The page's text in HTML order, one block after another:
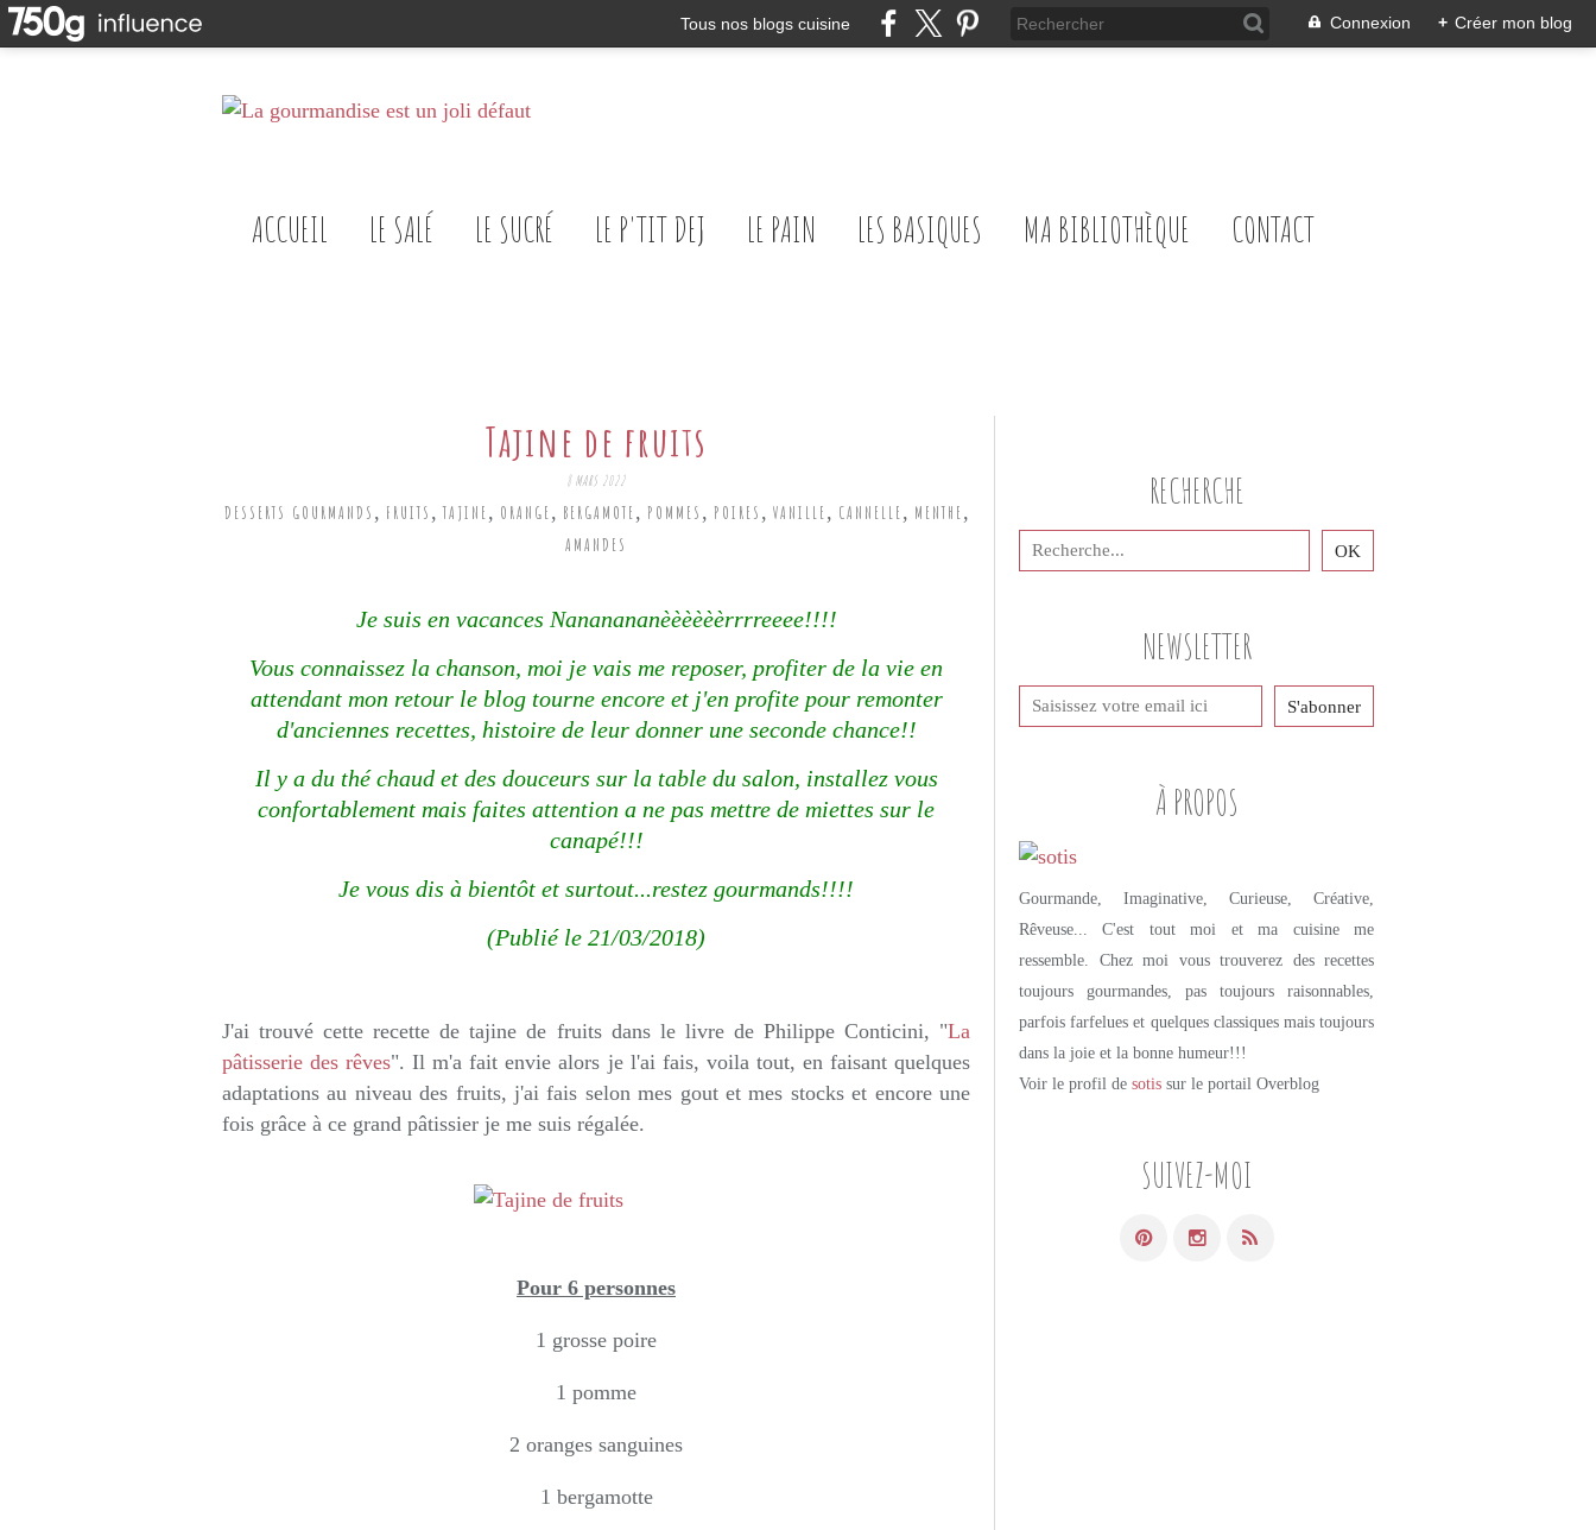
Tous nos blogs cuisine Connexion + Créer mon blog
ACCUEIL LE SALÉ LE SUCRÉ LE P'TIT DEJ LE PAIN LES BASIQUES MA BIBLIOTHÈQUE CONTACT
Tajine de fruits
8 MARS 2022
DESSERTS GOURMANDS , FRUITS ,TAJINE, ORANGE, BERGAMOTE, POMMES , POIRES , VANILLE, CANNELLE, MENTHE,
AMANDES
Je suis en vacances Nananananèèèèèèrrrreeee!!!!
Vous connaissez la chanson, moi je vais me reposer, profiter de la vie en
attendant mon retour le blog tourne encore et j'en profite pour remonter
d'anciennes recettes, histoire de leur donner une seconde chance!!
Il y a du thé chaud et des douceurs sur la table du salon, installez vous
confortablement mais faites attention a ne pas mettre de miettes sur le
canapé!!!
Je vous dis à bientôt et surtout...restez gourmands!!!!
(Publié le 21/03/2018)
J'ai trouvé cette recette de tajine de fruits dans le livre de Philippe Conticini, "La
pâtisserie des rêves". Il m'a fait envie alors je l'ai fais, voila tout, en faisant quelques
adaptations au niveau des fruits, j'ai fais selon mes gout et mes stocks et encore une
fois grâce à ce grand pâtissier je me suis régalée.
Pour 6 personnes
1 grosse poire
1 pomme
2 oranges sanguines
1 bergamotte
NEWSLETTER
SUIVEZ-MOI
RECHERCHE
À PROPOS
Gourmande, Imaginative, Curieuse, Créative,
Rêveuse... C'est tout moi et ma cuisine me
ressemble. Chez moi vous trouverez des recettes
toujours gourmandes, pas toujours raisonnables,
parfois farfelues et quelques classiques mais toujours
dans la joie et la bonne humeur!!!
Voir le profil de sotis sur le portail Overblog